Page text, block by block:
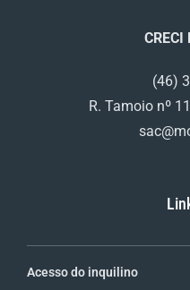
CRECI
(46)
R. Tamoio nº
Acesso do inquilino